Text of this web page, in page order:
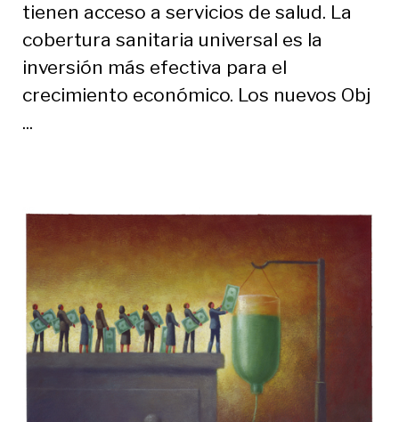
tienen acceso a servicios de salud. La
cobertura sanitaria universal es la
inversión más efectiva para el
crecimiento económico. Los nuevos Obj
...